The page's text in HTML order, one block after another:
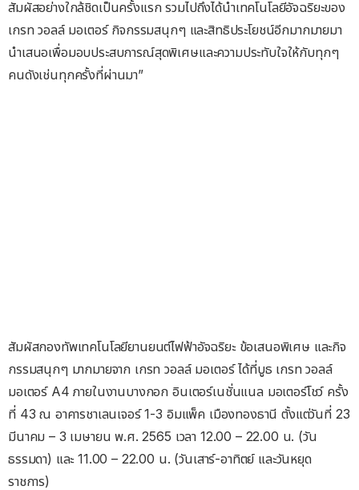
สัมผัสอย่างใกล้ชิดเป็นครั้งแรก รวมไปถึงได้นำเทคโนโลยีอัจฉริยะของ
เกรท วอลล์ มอเตอร์ กิจกรรมสนุกๆ และสิทธิประโยชน์อีกมากมายมา
นำเสนอเพื่อมอบประสบการณ์สุดพิเศษและความประทับใจให้กับทุกๆ
คนดังเช่นทุกครั้งที่ผ่านมา”
สัมผัสกองทัพเทคโนโลยียานยนต์ไฟฟ้าอัจฉริยะ ข้อเสนอพิเศษ และกิจ
กรรมสนุกๆ มากมายจาก เกรท วอลล์ มอเตอร์ ได้ที่บูธ เกรท วอลล์
มอเตอร์ A4 ภายในงานบางกอก อินเตอร์เนชั่นแนล มอเตอร์โชว์ ครั้ง
ที่ 43 ณ อาคารชาเลนเจอร์ 1-3 อิมแพ็ค เมืองทองธานี ตั้งแต่วันที่ 23
มีนาคม – 3 เมษายน พ.ศ. 2565 เวลา 12.00 – 22.00 น. (วัน
ธรรมดา) และ 11.00 – 22.00 น. (วันเสาร์-อาทิตย์ และวันหยุด
ราชการ)